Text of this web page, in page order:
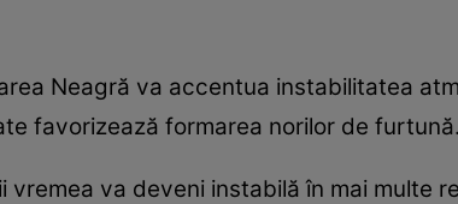
Neagră va accentua instabilitatea
favorizează formarea norilor de furtună.
va deveni instabilă în mai multe